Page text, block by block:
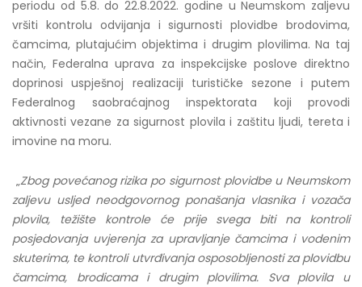
periodu od 5.8. do 22.8.2022. godine u Neumskom zaljevu
vršiti kontrolu odvijanja i sigurnosti plovidbe brodovima,
čamcima, plutajućim objektima i drugim plovilima. Na taj
način, Federalna uprava za inspekcijske poslove direktno
doprinosi uspješnoj realizaciji turističke sezone i putem
Federalnog saobraćajnog inspektorata koji provodi
aktivnosti vezane za sigurnost plovila i zaštitu ljudi, tereta i
imovine na moru.
„Zbog povećanog rizika po sigurnost plovidbe u Neumskom
zaljevu usljed neodgovornog ponašanja vlasnika i vozača
plovila, težište kontrole će prije svega biti na kontroli
posjedovanja uvjerenja za upravljanje čamcima i vodenim
skuterima, te kontroli utvrđivanja osposobljenosti za plovidbu
čamcima, brodicama i drugim plovilima. Sva plovila u